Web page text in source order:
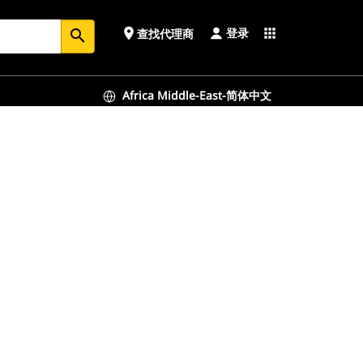
search place 查找代理商 登录 apps
Africa Middle-East-简体中文